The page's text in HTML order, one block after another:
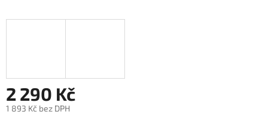
2 290 Kč
1 893 Kč bez DPH